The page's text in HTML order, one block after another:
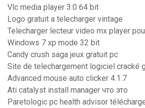
Vlc media player 3.0 64 bit
Logo gratuit a telecharger vintage
Telecharger lecteur video mx player
Windows 7 xp mode 32 bit
Candy crush saga jeux gratuit pc
Site de telechargement logiciel cracké
Advanced mouse auto clicker 4.1.7
Ati catalyst install manager что это
Paretologic pc health advisor